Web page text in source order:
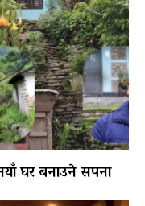
घर बनाउने सपना